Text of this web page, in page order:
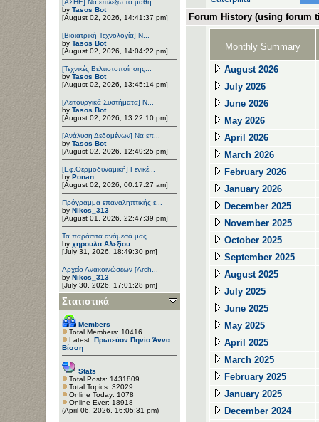
by Tasos Bot
[August 02, 2026, 14:41:37 pm]
[Βιοϊατρική Τεχνολογία] Ν...
by Tasos Bot
[August 02, 2026, 14:04:22 pm]
[Τεχνικές Βελτιστοποίησης...
by Tasos Bot
[August 02, 2026, 13:45:14 pm]
[Λειτουργικά Συστήματα] Ν...
by Tasos Bot
[August 02, 2026, 13:22:10 pm]
[Ανάλυση Δεδομένων] Να επ...
by Tasos Bot
[August 02, 2026, 12:49:25 pm]
[Εφ.Θερμοδυναμική] Γενικέ...
by Ponan
[August 02, 2026, 00:17:27 am]
Πρόγραμμα επαναληπτικής ε...
by Nikos_313
[August 01, 2026, 22:47:39 pm]
Τα παράσιτα ανάμεσά μας
by χηρουλα Αλεξίου
[July 31, 2026, 18:49:30 pm]
Αρχείο Ανακοινώσεων [Arch...
by Nikos_313
[July 30, 2026, 17:01:28 pm]
Στατιστικά
Members
Total Members: 10416
Latest: Πρωτεύον Πηνίο Άννα
Βίσση
Stats
Total Posts: 1431809
Total Topics: 32029
Online Today: 1078
Online Ever: 18918
(April 06, 2026, 16:05:31 pm)
Forum History (using forum
Monthly Summary
August 2026
July 2026
June 2026
May 2026
April 2026
March 2026
February 2026
January 2026
December 2025
November 2025
October 2025
September 2025
August 2025
July 2025
June 2025
May 2025
April 2025
March 2025
February 2025
January 2025
December 2024